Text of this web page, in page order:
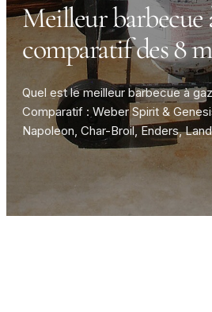
Meilleur barbecue
comparatif des 8
Quel est le meilleur barbecue à
Comparatif : Weber Spirit &
Napoleon, Char-Broil, Enders,